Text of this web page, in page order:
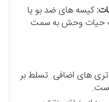
کیسه های ضد بو یا
حیات وحش به سمت
های اضافی. تسلط بر
است.